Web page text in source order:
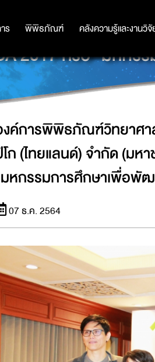
ร พิพิธภัณฑ์ คลังความรู้และงานวิ
ร พิพิธภัณฑ์ คลังความรู้และงานวิ
ติ (อพวช.) ร่วมผนึ
2017 หรือ "มหก
ค์การพิพิธภัณฑ์วิทยาศา
ก (ไทยแลนด์) จำกัด (มห
หกรรมการศึกษาเพื่อพั
07 ธ.ค. 2564